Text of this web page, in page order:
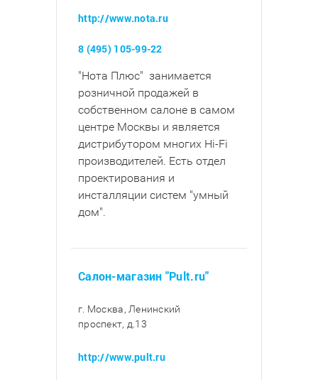
http://www.nota.ru
8 (495) 105-99-22
"Нота Плюс" занимается
розничной продажей в
собственном салоне в самом
центре Москвы и является
дистрибутором многих Hi-Fi
производителей. Есть отдел
проектирования и
инсталляции систем "умный
дом".
Салон-магазин "Pult.ru"
г. Москва, Ленинский
проспект, д.13
http://www.pult.ru